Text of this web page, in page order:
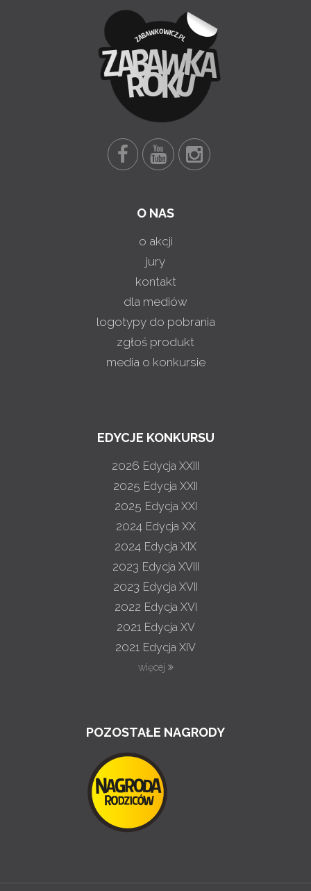
O NAS
o akcji
jury
kontakt
dla mediów
logotypy do pobrania
zgłoś produkt
media o konkursie
EDYCJE KONKURSU
2026 Edycja XXIII
2025 Edycja XXII
2025 Edycja XXI
2024 Edycja XX
2024 Edycja XIX
2023 Edycja XVIII
2023 Edycja XVII
2022 Edycja XVI
2021 Edycja XV
2021 Edycja XIV
więcej
POZOSTAŁE NAGRODY